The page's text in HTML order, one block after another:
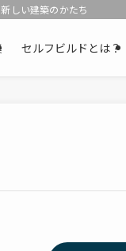
しい建築のかたち
セルフビルドとは？